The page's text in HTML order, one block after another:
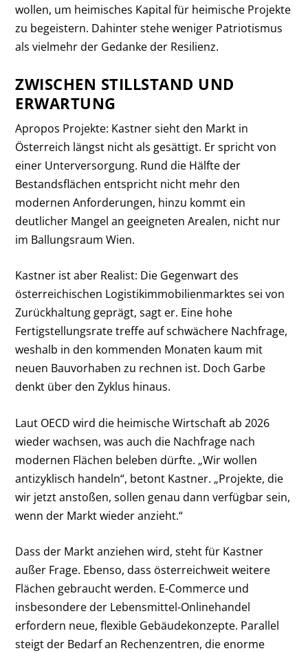
wollen, um heimisches Kapital für heimische Projekte
zu begeistern. Dahinter stehe weniger Patriotismus
als vielmehr der Gedanke der Resilienz.
ZWISCHEN STILLSTAND UND
ERWARTUNG
Apropos Projekte: Kastner sieht den Markt in
Österreich längst nicht als gesättigt. Er spricht von
einer Unterversorgung. Rund die Hälfte der
Bestandsflächen entspricht nicht mehr den
modernen Anforderungen, hinzu kommt ein
deutlicher Mangel an geeigneten Arealen, nicht nur
im Ballungsraum Wien.
Kastner ist aber Realist: Die Gegenwart des
österreichischen Logistikimmobilienmarktes sei von
Zurückhaltung geprägt, sagt er. Eine hohe
Fertigstellungsrate treffe auf schwächere Nachfrage,
weshalb in den kommenden Monaten kaum mit
neuen Bauvorhaben zu rechnen ist. Doch Garbe
denkt über den Zyklus hinaus.
Laut OECD wird die heimische Wirtschaft ab 2026
wieder wachsen, was auch die Nachfrage nach
modernen Flächen beleben dürfte. „Wir wollen
antizyklisch handeln“, betont Kastner. „Projekte, die
wir jetzt anstoßen, sollen genau dann verfügbar sein,
wenn der Markt wieder anzieht.“
Dass der Markt anziehen wird, steht für Kastner
außer Frage. Ebenso, dass österreichweit weitere
Flächen gebraucht werden. E-Commerce und
insbesondere der Lebensmittel-Onlinehandel
erfordern neue, flexible Gebäudekonzepte. Parallel
steigt der Bedarf an Rechenzentren, die enorme